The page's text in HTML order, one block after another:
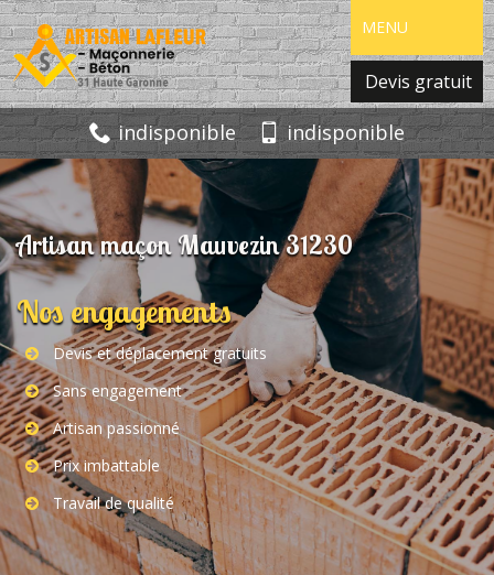
MENU
Devis gratuit
indisponible indisponible
Artisan maçon Mauvezin 31230
Nos engagements
Devis et déplacement gratuits
Sans engagement
Artisan passionné
Prix imbattable
Travail de qualité